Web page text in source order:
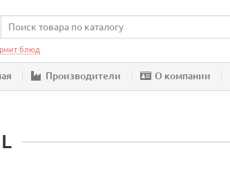
блюд
Производители О компании